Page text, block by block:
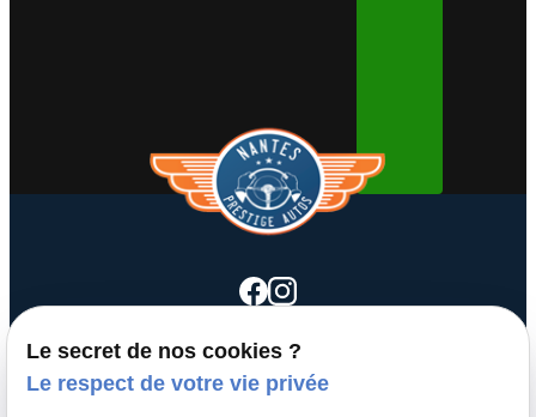
call 02 40 50 64 08
Le secret de nos cookies ?
Le respect de votre vie privée